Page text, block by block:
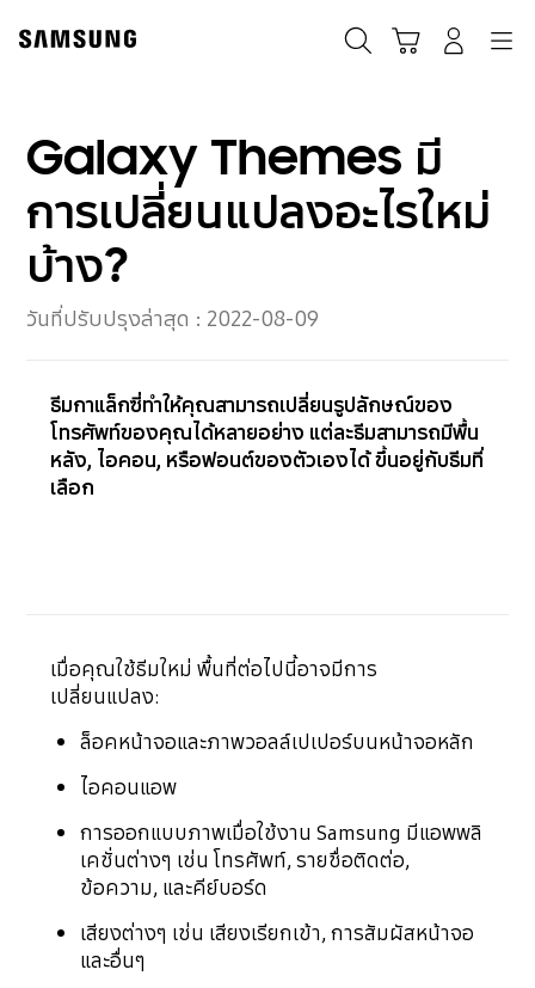
content
Galaxy Themes มี
การเปลี่ยนแปลงอะไรใหม่
บ้าง?
วันที่ปรับปรุงล่าสุด : 2022-08-09
ธีมกาแล็กซี่ทำให้คุณสามารถเปลี่ยนรูปลักษณ์ของ
โทรศัพท์ของคุณได้หลายอย่าง แต่ละธีมสามารถมีพื้น
หลัง, ไอคอน, หรือฟอนต์ของตัวเองได้ ขึ้นอยู่กับธีมที่
เลือก
เมื่อคุณใช้ธีมใหม่ พื้นที่ต่อไปนี้อาจมีการ
เปลี่ยนแปลง:
ล็อคหน้าจอและภาพวอลล์เปเปอร์บนหน้าจอหลัก
ไอคอนแอพ
การออกแบบภาพเมื่อใช้งาน Samsung มีแอพพลิ
เคชั่นต่างๆ เช่น โทรศัพท์, รายชื่อติดต่อ,
ข้อความ, และคีย์บอร์ด
เสียงต่างๆ เช่น เสียงเรียกเข้า, การสัมผัสหน้าจอ
และอื่นๆ